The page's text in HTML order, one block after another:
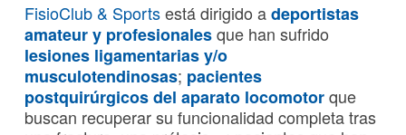
FisioClub & Sportsestá dirigido adeportistas
amateur y profesionalesque han sufrido
lesiones ligamentarias y/o
musculotendinosas; pacientes
postquirúrgicos del aparato locomotorque
buscan recuperar su funcionalidad completa tras